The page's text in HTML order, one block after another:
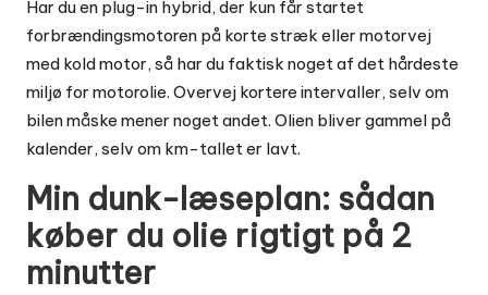
Har du en plug-in hybrid, der kun får startet
forbrændingsmotoren på korte stræk eller motorvej
med kold motor, så har du faktisk noget af det hårdeste
miljø for motorolie. Overvej kortere intervaller, selv om
bilen måske mener noget andet. Olien bliver gammel på
kalender, selv om km-tallet er lavt.
Min dunk-læseplan: sådan
køber du olie rigtigt på 2
minutter